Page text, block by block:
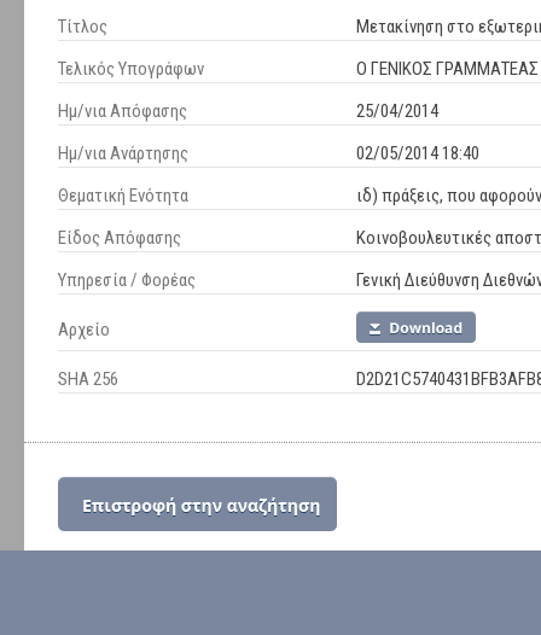
Τίτλος
Μετακίνηση στο
Τελικός Υπογράφων
Ο ΓΕΝΙΚΟΣ
Ημ/νια Απόφασης
25/04/2014
Ημ/νια Ανάρτησης
02/05/2014 18:40
Θεματική Ενότητα
ιδ) πράξεις, που
Είδος Απόφασης
Κοινοβουλευτικές
Υπηρεσία / Φορέας
Γενική Διεύθυνση
Αρχείο
SHA 256